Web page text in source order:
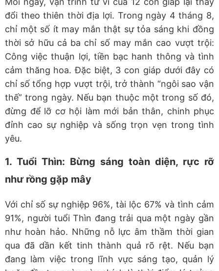
đổi theo thiên thời địa lợi. Trong ngày 4 tháng 8,
chỉ một số ít may mắn thật sự tỏa sáng khi đồng
thời sở hữu cả ba chỉ số may mắn cao vượt trội:
Công việc thuận lợi, tiền bạc hanh thông và tình
cảm thăng hoa. Đặc biệt, 3 con giáp dưới đây có
chỉ số tổng hợp vượt trội, trở thành “ngôi sao vận
thế” trong ngày. Nếu bạn thuộc một trong số đó,
đừng để lỡ cơ hội làm mới bản thân, chinh phục
đỉnh cao sự nghiệp và sống trọn vẹn trong tình
yêu.
1. Tuổi Thìn: Bừng sáng toàn diện, rực rỡ
như rồng gặp mây
Với chỉ số sự nghiệp 96%, tài lộc 67% và tình cảm
91%, người tuổi Thìn đang trải qua một ngày gần
như hoàn hảo. Những nỗ lực âm thầm thời gian
qua đã dần kết tinh thành quả rõ rệt. Nếu bạn
đang làm việc trong lĩnh vực sáng tạo, quản lý